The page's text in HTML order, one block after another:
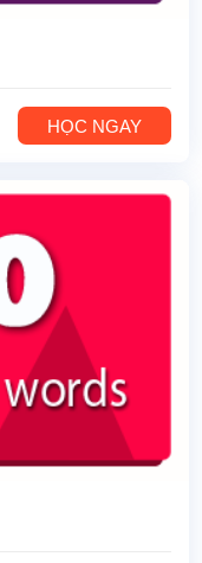
HỌC NGAY